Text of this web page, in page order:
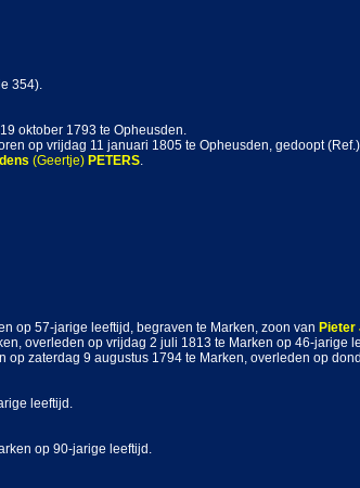
354).
oktober 1793 te Opheusden.
op vrijdag 11 januari 1805 te Opheusden, gedoopt
(Geertje) PETERS.
op 57-jarige leeftijd, begraven te Marken, zoon van Pieter
overleden op vrijdag 2 juli 1813 te Marken op 46-jarige
op zaterdag 9 augustus 1794 te Marken, overleden op
leeftijd.
op 90-jarige leeftijd.